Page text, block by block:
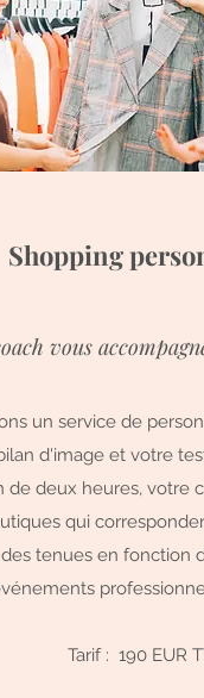
Shopping
vous
un service de
d'image et votre
de deux heures, votre
qui
tenues en fonction
Tarif : 190 EUR